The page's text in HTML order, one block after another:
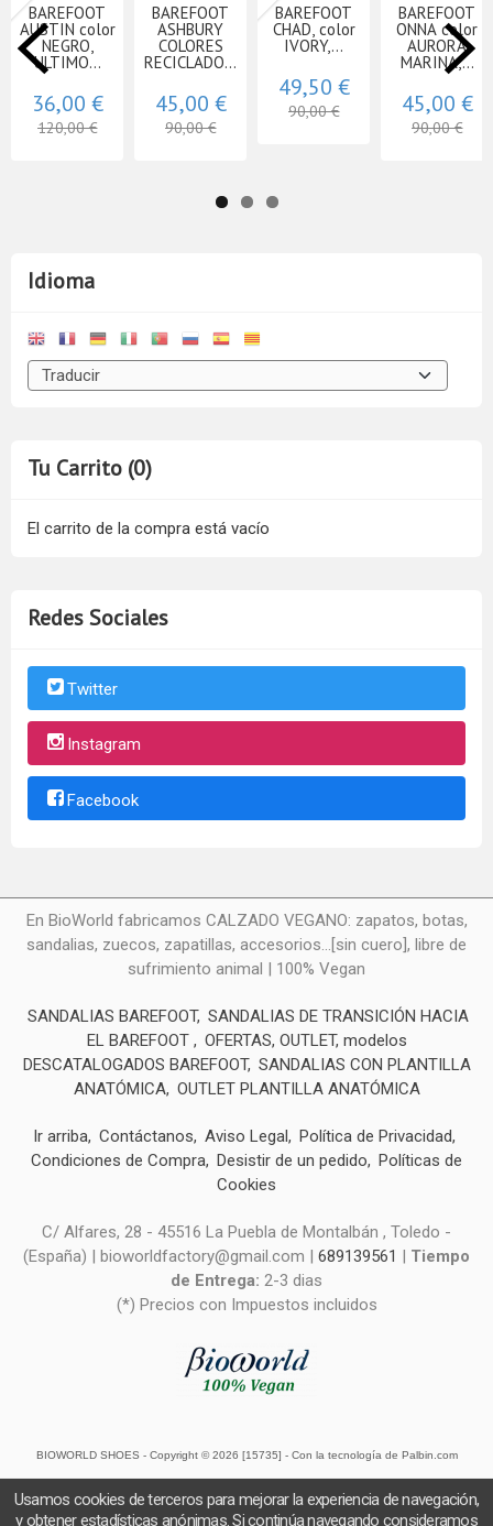
Idioma
Tu Carrito (0)
El carrito de la compra está vacío
Redes Sociales
Twitter
Instagram
Facebook
BAREFOOT
AUSTIN color
NEGRO,
ULTIMO...
36,00 €
120,00 €
BAREFOOT
ASHBURY
COLORES
RECICLADO...
45,00 €
90,00 €
BAREFOOT
CHAD, color
IVORY,...
49,50 €
90,00 €
BAREFOOT
ONNA color
AURORA
MARINA,...
45,00 €
90,00 €
En BioWorld fabricamos CALZADO VEGANO: zapatos, botas,
sandalias, zuecos, zapatillas, accesorios...[sin cuero], libre de
sufrimiento animal | 100% Vegan
SANDALIAS BAREFOOT SANDALIAS DE TRANSICIÓN HACIA
EL BAREFOOT
OFERTAS, OUTLET, modelos
DESCATALOGADOS BAREFOOT SANDALIAS CON PLANTILLA
ANATÓMICA OUTLET PLANTILLA ANATÓMICA
Ir arriba Contáctanos Aviso Legal
Política de Privacidad
Condiciones de Compra Desistir de un pedido
Políticas de
Cookies
C/ Alfares, 28 - 45516 La Puebla de Montalbán , Toledo -
(España) | bioworldfactory@gmail.com | 689139561 | Tiempo
de Entrega: 2-3 dias
(*) Precios con Impuestos incluidos
BIOWORLD SHOES - Copyright © 2026 [15735] - Con la tecnología de Palbin.com
Usamos cookies de terceros para mejorar la experiencia de navegación,
y obtener estadísticas anónimas. Si continúa navegando consideramos